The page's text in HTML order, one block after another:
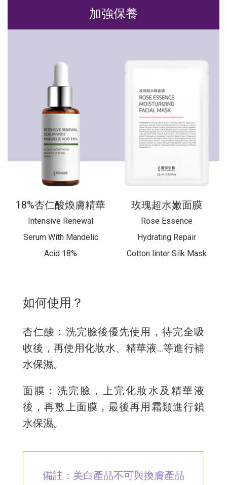
加強保養
18%杏仁酸煥膚精華
Intensive Renewal
Serum With Mandelic
Acid 18%
玫瑰超水嫩面膜
Rose Essence
Hydrating Repair
Cotton linter Silk Mask
如何使用？
杏仁酸：洗完臉後優先使用，待完全吸
收後，再使用化妝水、精華液...等進行補
水保濕。
面膜：洗完臉，上完化妝水及精華液
後，再敷上面膜，最後再用霜類進行鎖
水保濕。
備註：美白產品不可與換膚產品